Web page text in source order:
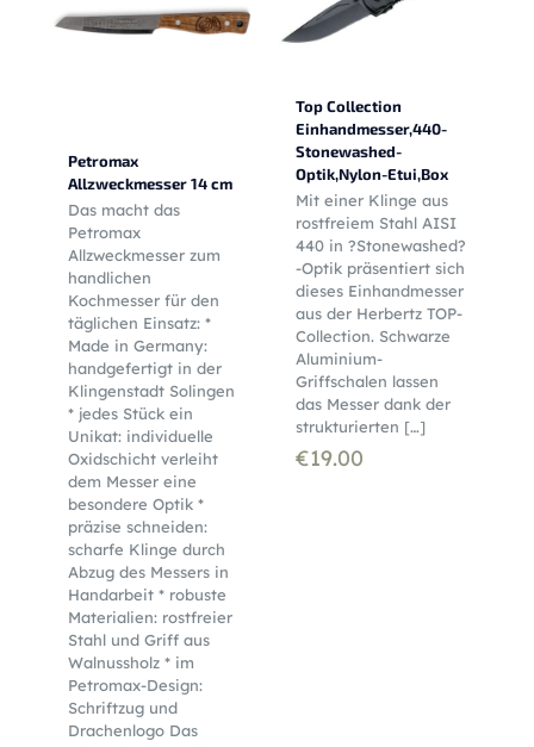
Petromax
Allzweckmesser 14 cm
Das macht das
Petromax
Allzweckmesser zum
handlichen
Kochmesser für den
täglichen Einsatz: *
Made in Germany:
handgefertigt in der
Klingenstadt Solingen
* jedes Stück ein
Unikat: individuelle
Oxidschicht verleiht
dem Messer eine
besondere Optik *
präzise schneiden:
scharfe Klinge durch
Abzug des Messers in
Handarbeit * robuste
Materialien: rostfreier
Stahl und Griff aus
Walnussholz * im
Petromax-Design:
Schriftzug und
Drachenlogo Das
Top Collection
Einhandmesser,440-
Stonewashed-
Optik,Nylon-Etui,Box
Mit einer Klinge aus
rostfreiem Stahl AISI
440 in ?Stonewashed?
-Optik präsentiert sich
dieses Einhandmesser
aus der Herbertz TOP-
Collection. Schwarze
Aluminium-
Griffschalen lassen
das Messer dank der
strukturierten […]
€19.00